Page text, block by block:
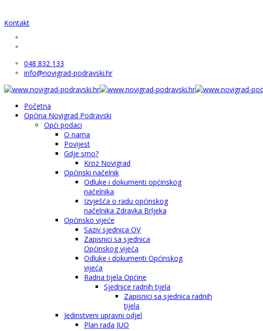
Kontakt
048 832 133
info@novigrad-podravski.hr
Početna
Općina Novigrad Podravski
Opći podaci
O nama
Povijest
Gdje smo?
Kroz Novigrad
Općinski načelnik
Odluke i dokumenti općinskog
načelnika
Izvješća o radu općinskog
načelnika Zdravka Brljeka
Općinsko vijeće
Saziv sjednica OV
Zapisnici sa sjednica
Općinskog vijeća
Odluke i dokumenti Općinskog
vijeća
Radna tijela Općine
Sjednice radnih tijela
Zapisnici sa sjednica radnih
tijela
Jedinstveni upravni odjel
Plan rada JUO